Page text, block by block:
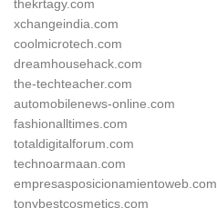
thekrtagy.com
xchangeindia.com
coolmicrotech.com
dreamhousehack.com
the-techteacher.com
automobilenews-online.com
fashionalltimes.com
totaldigitalforum.com
technoarmaan.com
empresasposicionamientoweb.com
tonybestcosmetics.com